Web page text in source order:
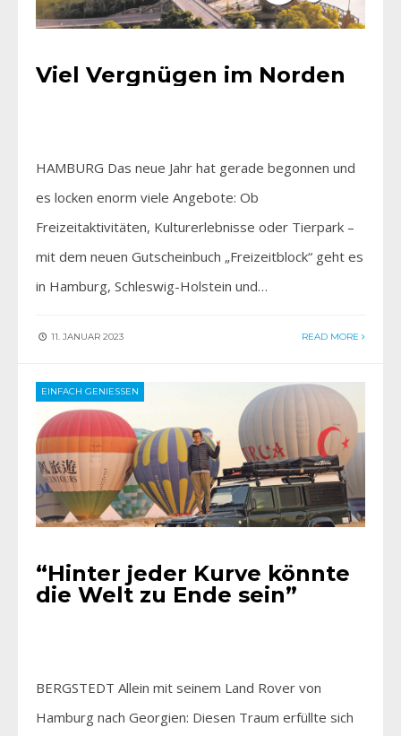
Viel Vergnügen im Norden
HAMBURG Das neue Jahr hat gerade begonnen und
es locken enorm viele Angebote: Ob
Freizeitaktivitäten, Kulturerlebnisse oder Tierpark –
mit dem neuen Gutscheinbuch „Freizeitblock“ geht es
in Hamburg, Schleswig-Holstein und…
11. JANUAR 2023 READ MORE
EINFACH GENIESSEN
“Hinter jeder Kurve könnte
die Welt zu Ende sein”
BERGSTEDT Allein mit seinem Land Rover von
Hamburg nach Georgien: Diesen Traum erfüllte sich